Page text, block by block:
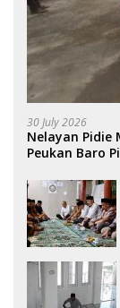
30 July 2026
Nelayan Pidie
Peukan Baro